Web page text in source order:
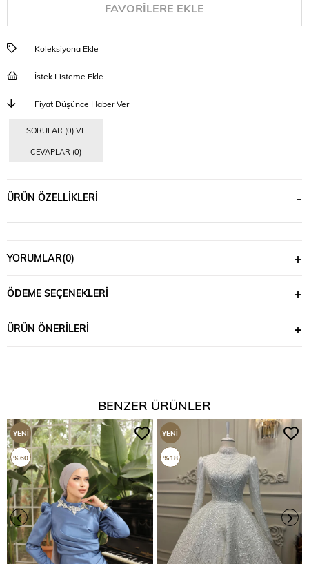
FAVORILERE EKLE
Koleksiyona Ekle
İstek Listeme Ekle
Fiyat Düşünce Haber Ver
SORULAR (0) VE
CEVAPLAR (0)
ÜRÜN ÖZELLIKLERI
YORUMLAR(0)
ÖDEME SEÇENEKLERI
ÜRÜN ÖNERILERI
BENZER ÜRÜNLER
YENI
ÜRÜN
%60
YENI
ÜRÜN
%18